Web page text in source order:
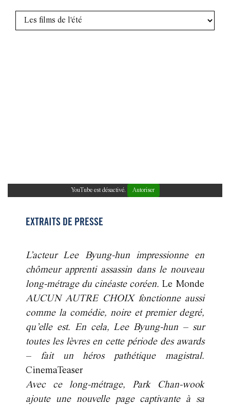
YouTube est désactivé. Autoriser
EXTRAITS DE PRESSE
L’acteur Lee Byung-hun impressionne en
chômeur apprenti assassin dans le nouveau
long-métrage du cinéaste coréen. Le Monde
AUCUN AUTRE CHOIX fonctionne aussi
comme la comédie, noire et premier degré,
qu’elle est. En cela, Lee Byung-hun – sur
toutes les lèvres en cette période des awards
– fait un héros pathétique magistral.
CinemaTeaser
Avec ce long-métrage, Park Chan-wook
ajoute une nouvelle page captivante à sa